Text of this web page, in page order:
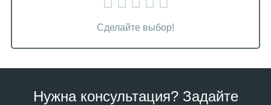
Сделайте выбор!
Нужна консультация? Задайте